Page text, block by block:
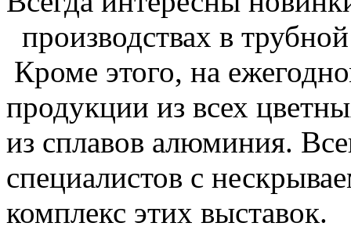
производствах в
Кроме этого, на
продукции из всех
из сплавов алюминия.
специалистов с
комплекс этих выставок.